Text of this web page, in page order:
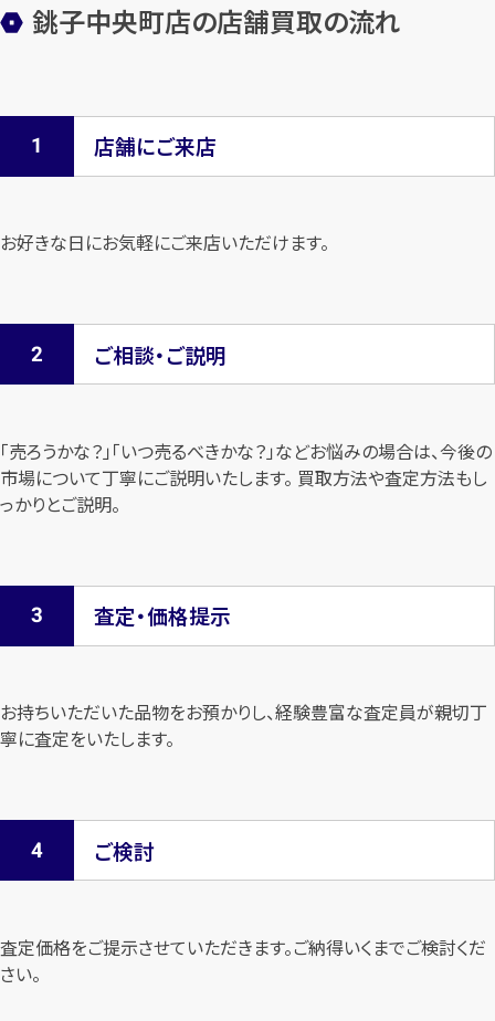
銚子中央町店の店舗買取の流れ
店舗にご来店
お好きな日にお気軽にご来店いただけます。
ご相談・ご説明
「売ろうかな？」「いつ売るべきかな？」などお悩みの場合は、今後の
市場について丁寧にご説明いたします。 買取方法や査定方法もし
っかりとご説明。
査定・価格提示
お持ちいただいた品物をお預かりし、経験豊富な査定員が親切丁
寧に査定をいたします。
ご検討
査定価格をご提示させていただきます。ご納得いくまでご検討くだ
さい。